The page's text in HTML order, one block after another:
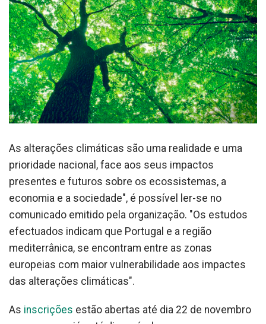
As alterações climáticas são uma realidade e uma
prioridade nacional, face aos seus impactos
presentes e futuros sobre os ecossistemas, a
economia e a sociedade", é possível ler-se no
comunicado emitido pela organização. "Os estudos
efectuados indicam que Portugal e a região
mediterrânica, se encontram entre as zonas
europeias com maior vulnerabilidade aos impactes
das alterações climáticas".
As inscrições estão abertas até dia 22 de novembro